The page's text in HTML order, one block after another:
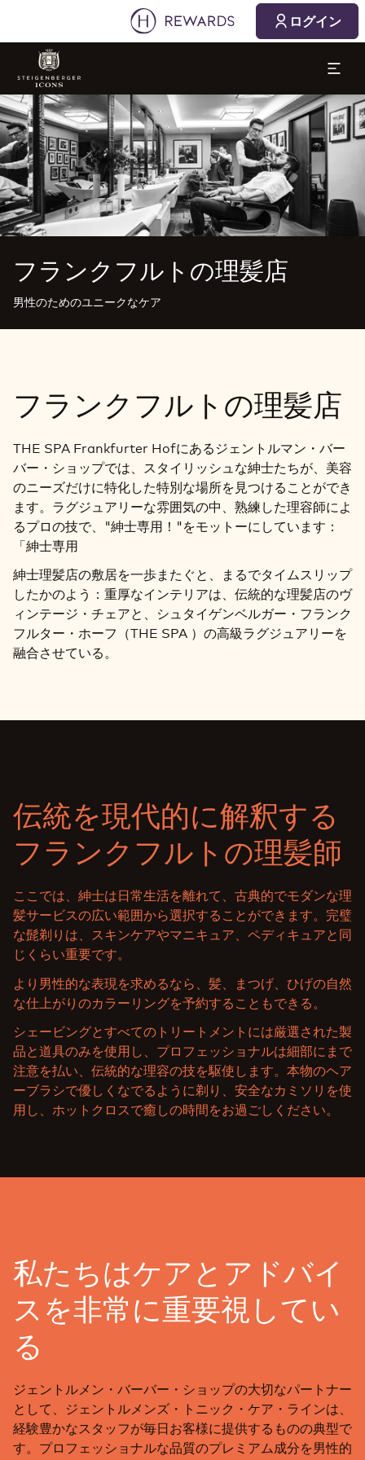
ログイン
スライド1 1
フランクフルトの理髪店
男性のためのユニークなケア
フランクフルトの理髪店
THE SPA Frankfurter Hofにあるジェントルマン・バー
バー・ショップでは、スタイリッシュな紳士たちが、美容
のニーズだけに特化した特別な場所を見つけることができ
ます。ラグジュアリーな雰囲気の中、熟練した理容師によ
るプロの技で、"紳士専用！"をモットーにしています：
「紳士専用
紳士理髪店の敷居を一歩またぐと、まるでタイムスリップ
したかのよう：重厚なインテリアは、伝統的な理髪店のヴ
ィンテージ・チェアと、シュタイゲンベルガー・フランク
フルター・ホーフ（THE SPA ）の高級ラグジュアリーを
融合させている。
伝統を現代的に解釈する
フランクフルトの理髪師
ここでは、紳士は日常生活を離れて、古典的でモダンな理
髪サービスの広い範囲から選択することができます。完璧
な髭剃りは、スキンケアやマニキュア、ペディキュアと同
じくらい重要です。
より男性的な表現を求めるなら、髪、まつげ、ひげの自然
な仕上がりのカラーリングを予約することもできる。
シェービングとすべてのトリートメントには厳選された製
品と道具のみを使用し、プロフェッショナルは細部にまで
注意を払い、伝統的な理容の技を駆使します。本物のヘア
ーブラシで優しくなでるように剃り、安全なカミソリを使
用し、ホットクロスで癒しの時間をお過ごしください。
私たちはケアとアドバイ
スを非常に重要視してい
る
ジェントルメン・バーバー・ショップの大切なパートナー
として、ジェントルメンズ・トニック・ケア・ラインは、
経験豊かなスタッフが毎日お客様に提供するものの典型で
す。プロフェッショナルな品質のプレミアム成分を男性的